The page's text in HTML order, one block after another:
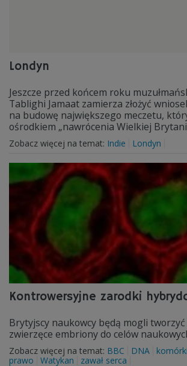
Londyn
Jeszcze przed końcem roku
Tablighi Jamaat zamierza złożyć
na budowę największego meczetu,
ośrodkiem „nawrócenia Wielkiej
Zobacz więcej na temat: Indie Londyn
Kontrowersyjne zarodki
Brytyjscy naukowcy będą mogli
zwierzęce embriony do celów
Zobacz więcej na temat: BBC DNA
prawo
Watykan zawał serca